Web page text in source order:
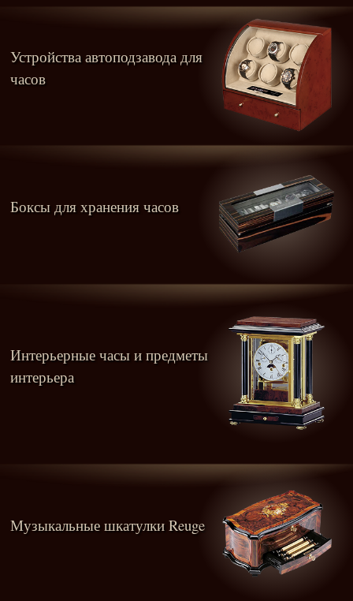
Устройства автоподзавода для
часов
Боксы для хранения часов
Интерьерные часы и предметы
интерьера
Музыкальные шкатулки Reuge